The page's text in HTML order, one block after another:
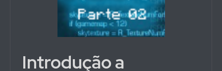
Introdução a